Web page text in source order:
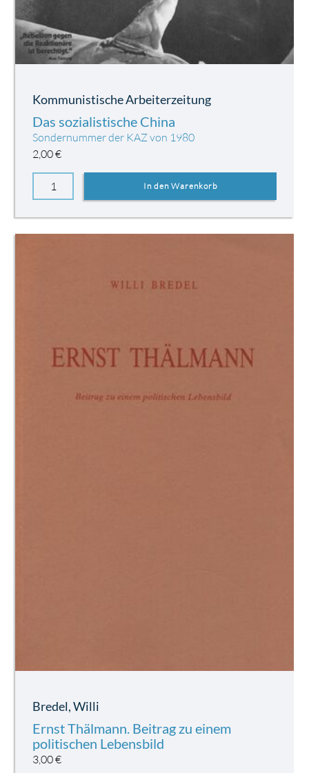
Kommunistische Arbeiterzeitung
Das sozialistische China
Sondernummer der KAZ von 1980
2,00€
Bredel, Willi
Ernst Thälmann. Beitrag zu einem
politischen Lebensbild
3,00€